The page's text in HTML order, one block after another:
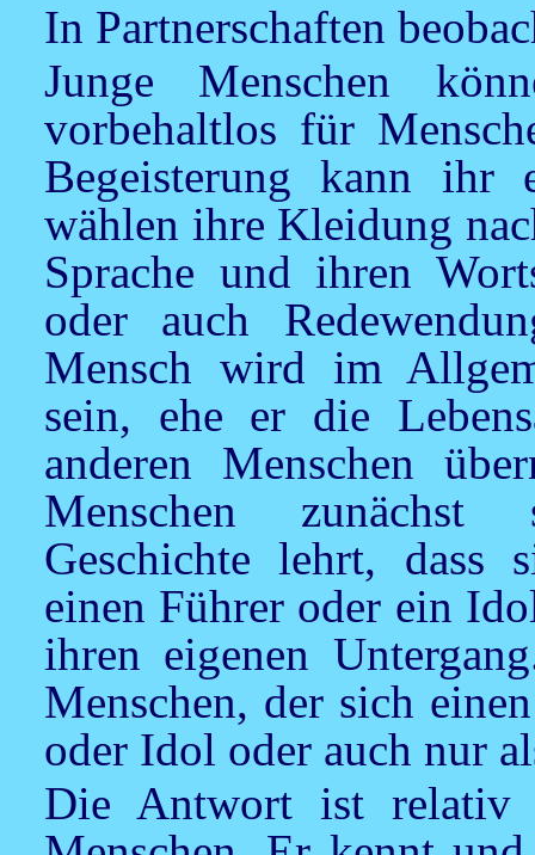
In Partnerschaften
Junge Menschen
vorbehaltlos für
Begeisterung kann ihr
wählen ihre Kleidung
Sprache und ihren
oder auch
Mensch wird im
sein, ehe er die
anderen Menschen
Menschen zunächst
Geschichte lehrt, dass
einen Führer oder ein
ihren eigenen
Menschen, der sich
oder Idol oder auch nur
Die Antwort ist relativ